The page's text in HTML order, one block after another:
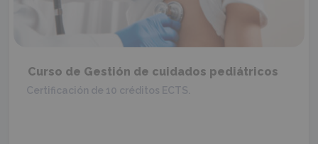
Curso de Gestión de cuidados pediátricos
Certificación de 10 créditos ECTS.